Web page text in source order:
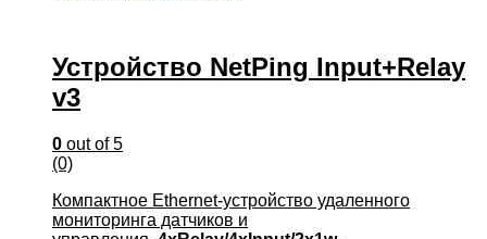
Устройство NetPing Input+Relay
v3
0 out of 5
(0)
Компактное Ethernet-устройство удаленного
мониторинга датчиков и